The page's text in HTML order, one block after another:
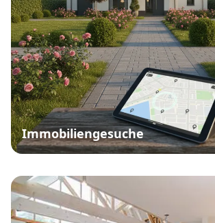
Immobiliengesuche